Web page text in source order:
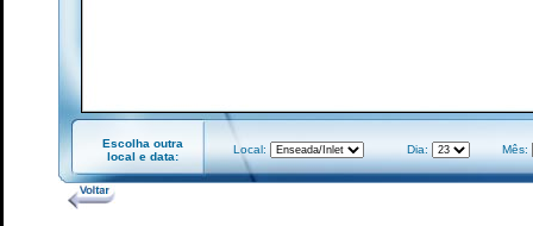
Escolha outra
local e data:
Local: Dia: Mês: